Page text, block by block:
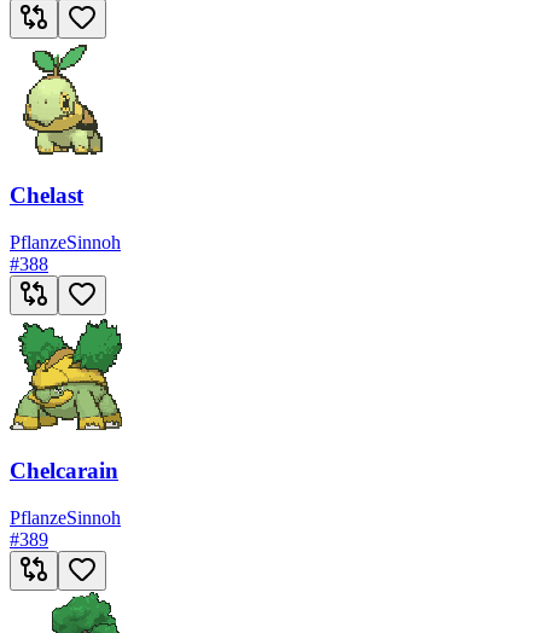
Chelast
PflanzeSinnoh
#388
Chelcarain
PflanzeSinnoh
#389